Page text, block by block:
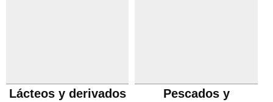
Lácteos y derivados
Pescados y